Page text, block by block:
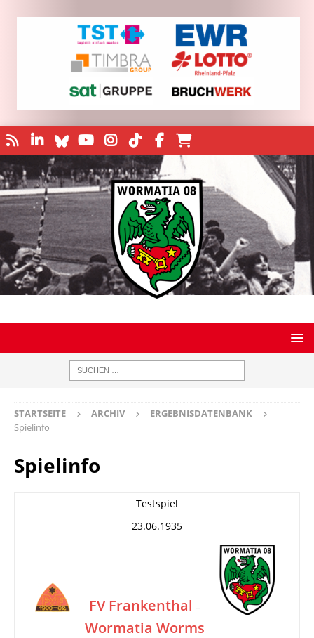
STARTSEITE ARCHIV
ERGEBNISDATENBANK
Spielinfo
Spielinfo
Testspiel
23.06.1935
FV Frankenthal –
Wormatia Worms